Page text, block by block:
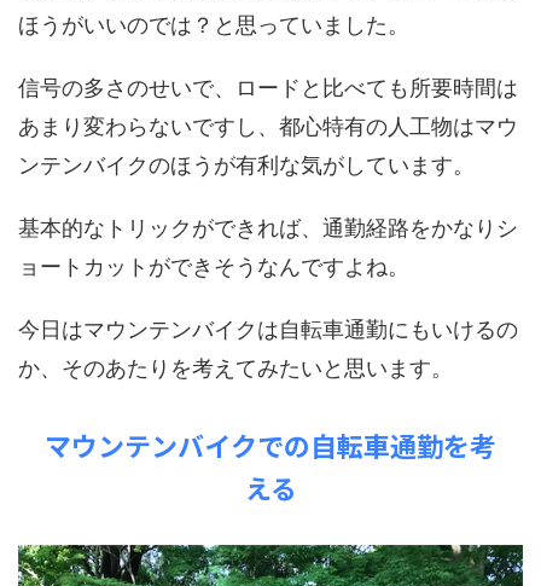
ほうがいいのでは？と思っていました。
信号の多さのせいで、ロードと比べても所要時間は
あまり変わらないですし、都心特有の人工物はマウ
ンテンバイクのほうが有利な気がしています。
基本的なトリックができれば、通勤経路をかなりシ
ョートカットができそうなんですよね。
今日はマウンテンバイクは自転車通勤にもいけるの
か、そのあたりを考えてみたいと思います。
マウンテンバイクでの自転車通勤を考
える